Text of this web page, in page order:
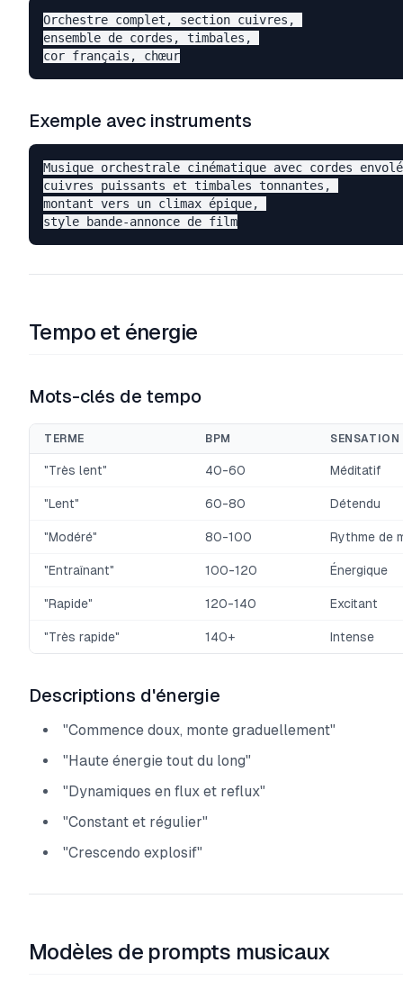
Orchestre complet, section cuivres,
ensemble de cordes, timbales,
Exemple avec instruments
Musique orchestrale cinématique avec cordes
cuivres puissants et timbales tonnantes,
montant vers un climax épique,
Tempo et énergie
Mots-clés de tempo
TERME BPM SENSATION
"Très lent" 40-60 Méditatif
"Lent" 60-80 Détendu
"Modéré" 80-100 Rythme de
"Entraînant" 100-120 Énergique
"Rapide" 120-140 Excitant
"Très rapide" 140+ Intense
Descriptions d'énergie
"Commence doux, monte graduellement"
"Haute énergie tout du long"
"Dynamiques en flux et reflux"
"Constant et régulier"
"Crescendo explosif"
Modèles de prompts musicaux